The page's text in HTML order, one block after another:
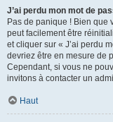
J’ai perdu mon mot de
Pas de panique ! Bien que
peut facilement être
et cliquer sur « J’ai perdu
devriez être en mesure de
Cependant, si vous ne
invitons à contacter un
Haut